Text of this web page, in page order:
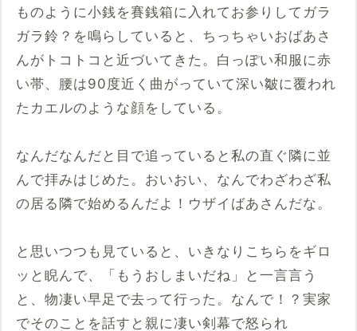
開始時間
再生開始の時間を指定する場合は入力してください
ものように小銭を賽銭箱に入れてお参りしてガラ
ガラ鈴？を鳴らしていると、ちっちゃいおばあさ
んがトコトコと近づいてきた。白っぽい和服に赤
い帯、腰は90度近く曲がっていて深い皺に覆われ
たカエルのような顔をしている。
なんだなんだと目で追っていると私の直ぐ隣に並
んで拝みはじめた。おいおい、なんでわざわざ私
の居る隣で始めるんだよ！ウザイばあさんだな。
と思いつつも見ていると、いきなりこちらをギロ
ッと睨んで、「もうおしまいだね」と一言言う
と、物凄い早足で去って行った。なんで！？実家
でそのことを話すと親に凄い剣幕で怒られ